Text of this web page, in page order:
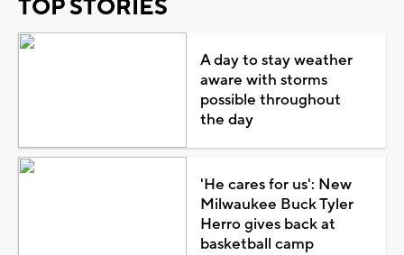
TOP STORIES
A day to stay weather
aware with storms
possible throughout
the day
'He cares for us': New
Milwaukee Buck Tyler
Herro gives back at
basketball camp